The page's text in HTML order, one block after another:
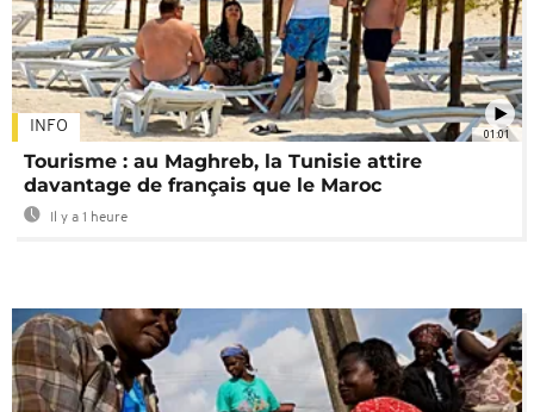
01:01
INFO
Tourisme : au Maghreb, la Tunisie attire
davantage de français que le Maroc
Il y a 1 heure